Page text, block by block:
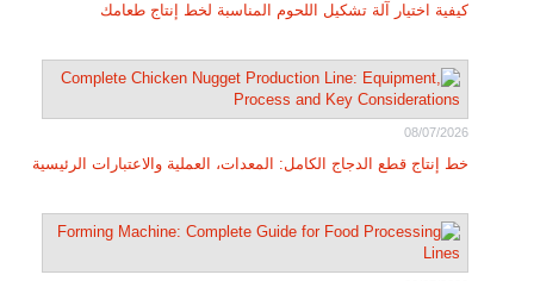
كيفية اختيار آلة تشكيل اللحوم المناسبة لخط إنتاج طعامك
08/07/2026
خط إنتاج قطع الدجاج الكامل: المعدات، العملية والاعتبارات الرئيسية